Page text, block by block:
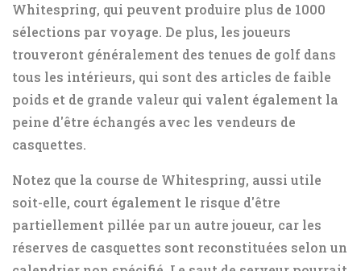
Whitespring, qui peuvent produire plus de 1000
sélections par voyage. De plus, les joueurs
trouveront généralement des tenues de golf dans
tous les intérieurs, qui sont des articles de faible
poids et de grande valeur qui valent également la
peine d'être échangés avec les vendeurs de
casquettes.
Notez que la course de Whitespring, aussi utile
soit-elle, court également le risque d'être
partiellement pillée par un autre joueur, car les
réserves de casquettes sont reconstituées selon un